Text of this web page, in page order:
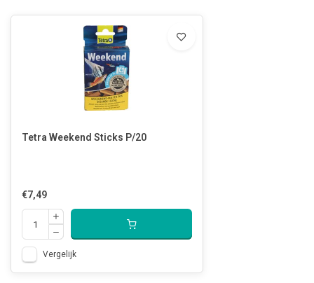
Tetra Weekend Sticks P/20
€7,49
Vergelijk